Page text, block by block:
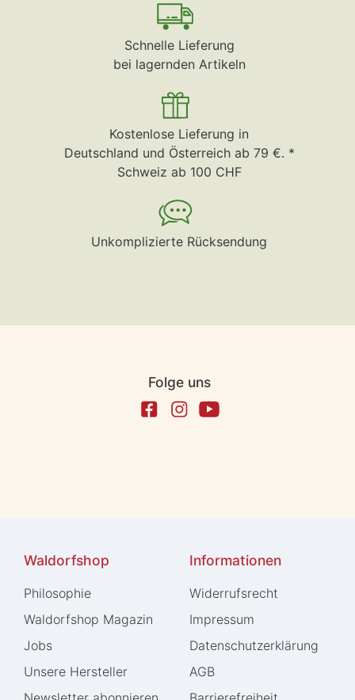
Schnelle Lieferung
bei lagernden Artikeln
Kostenlose Lieferung in
Deutschland und Österreich ab 79 €. *
Schweiz ab 100 CHF
Unkomplizierte Rücksendung
Folge uns
Waldorfshop
Philosophie
Waldorfshop Magazin
Jobs
Unsere Hersteller
Informationen
Widerrufs­recht
Impressum
Daten­schutz­erklärung
AGB